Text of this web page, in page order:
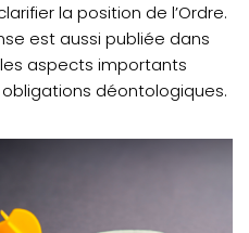
la position de l’Ordre.
est aussi publiée dans
aspects importants
déontologiques.